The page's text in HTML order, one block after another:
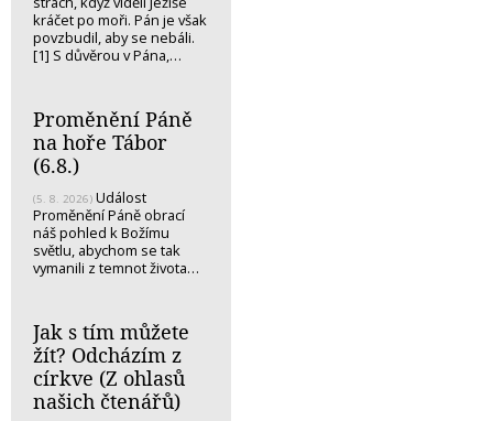
kráčet po moři. Pán je však
povzbudil, aby se nebáli.
[1] S důvěrou v Pána,…
Proměnění Páně
na hoře Tábor
(6.8.)
(5. 8. 2026) Událost
Proměnění Páně obrací
náš pohled k Božímu
světlu, abychom se tak
vymanili z temnot života…
Jak s tím můžete
žít? Odcházím z
církve (Z ohlasů
našich čtenářů)